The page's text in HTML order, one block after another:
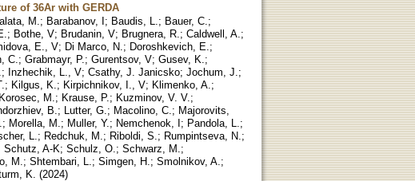
of 36Ar with GERDA
M. ; Barabanov, I; Baudis, L. ; Bauer, C. ;
; Bothe, V; Brudanin, V; Brugnera, R. ; Caldwell, A. ;
E., V; Di Marco, N. ; Doroshkevich, E. ;
C. ; Grabmayr, P. ; Gurentsov, V; Gusev, K. ;
; Inzhechik, L., V; Csathy, J. Janicsko; Jochum, J. ;
; Kilgus, K. ; Kirpichnikov, I., V; Klimenko, A. ;
Korosec, M. ; Krause, P. ; Kuzminov, V. V. ;
B. ; Lutter, G. ; Macolino, C. ; Majorovits,
; Morella, M. ; Muller, Y. ; Nemchenok, I; Pandola, L. ;
L. ; Redchuk, M. ; Riboldi, S. ; Rumpintseva, N. ;
Schutz, A-K; Schulz, O. ; Schwarz, M. ;
M. ; Shtembari, L. ; Simgen, H. ; Smolnikov, A. ;
K. (2024)